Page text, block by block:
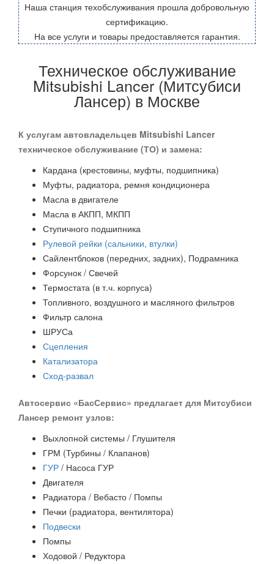
Наша станция техобслуживания прошла добровольную
сертификацию.
На все услуги и товары предоставляется гарантия.
Техническое обслуживание
Mitsubishi Lancer (Митсубиси
Лансер) в Москве
К услугам автовладельцев Mitsubishi Lancer
техническое обслуживание (ТО) и замена:
Кардана (крестовины, муфты, подшипника)
Муфты, радиатора, ремня кондиционера
Масла в двигателе
Масла в АКПП, МКПП
Ступичного подшипника
Рулевой рейки (сальники, втулки)
Сайлентблоков (передних, задних), Подрамника
Форсунок / Свечей
Термостата (в т.ч. корпуса)
Топливного, воздушного и масляного фильтров
Фильтр салона
ШРУСа
Сцепления
Катализатора
Сход-развал
Автосервис «БасСервис» предлагает для Митсубиси
Лансер ремонт узлов:
Выхлопной системы / Глушителя
ГРМ (Турбины / Клапанов)
ГУР / Насоса ГУР
Двигателя
Радиатора / Вебасто / Помпы
Печки (радиатора, вентилятора)
Подвески
Помпы
Ходовой / Редуктора